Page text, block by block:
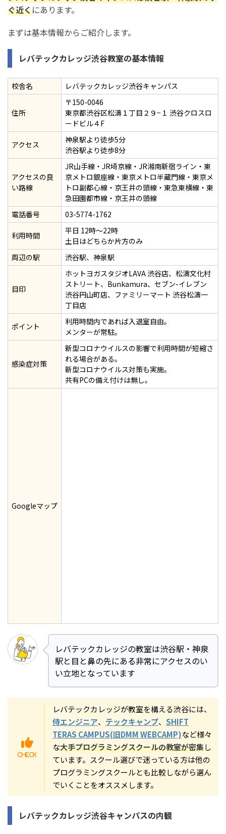
ぐ近くにあります。
まずは基本情報からご紹介します。
レバテックカレッジ渋谷教室の基本情報
校舎名 レバテックカレッジ渋谷キャンパス
住所
〒150-0046
東京都渋谷区松濤１丁目２９−１ 渋谷クロスロ
ードビル４F
アクセス
神泉駅より徒歩5分
渋谷駅より徒歩8分
アクセスの良
い路線
JR山手線・JR埼京線・JR湘南新宿ライン・東
京メトロ銀座線・東京メトロ半蔵門線・東京メ
トロ副都心線・京王井の頭線・東急東横線・東
急田園都市線・京王井の頭線
電話番号
03-5774-1762
利用時間
平日 12時～22時
土日はどちらか片方のみ
周辺の駅
渋谷駅、神泉駅
目印
ホットヨガスタジオLAVA 渋谷店、松濤文化村
ストリート、Bunkamura、セブン-イレブン
渋谷円山町店、ファミリーマート 渋谷松濤一
丁目店
ポイント
利用時間内であれば入退室自由。
メンターが常駐。
感染症対策
新型コロナウイルスの影響で利用時間が短縮さ
れる場合がある。
新型コロナウイルス対策も実施。
共有PCの備え付けは無し。
Googleマップ
レバテックカレッジの教室は渋谷駅・神泉
駅と目と鼻の先にある非常にアクセスのい
い立地となっています
レバテックカレッジが教室を構える渋谷には、
侍エンジニア、 テックキャンプ、 SHIFT
TERAS CAMPUS(旧DMM WEBCAMP)など様々
な大手プログラミングスクールの教室が密集し
ています。スクール選びで迷っている方は他の
プログラミングスクールとも比較しながら選ん
でいくことをオススメします。
レバテックカレッジ渋谷キャンパスの内観